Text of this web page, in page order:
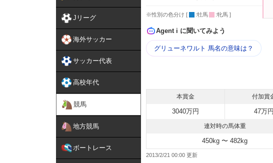
Jリーグ
海外サッカー
サッカー代表
高校年代
競馬
地方競馬
ボートレース
※性別の色分け [ :牡馬 :牝馬 ]
Agent i に聞いてみよう
グリューネワルト 馬名の意味は？
本賞金 付加賞
3040万円 47万円
連対時の馬体重
450kg 〜 482kg
2013/2/21 00:00